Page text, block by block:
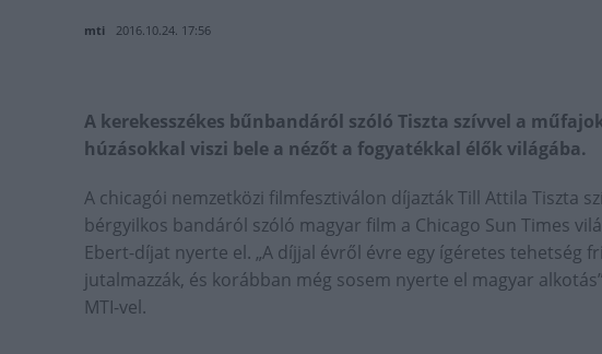
mti 2016.10.24. 17:56
A kerekesszékes bűnbandáról szóló Tiszta szívvel a
húzásokkal viszi bele a nézőt a fogyatékkal élők világába.
A chicagói nemzetközi filmfesztiválon díjazták Till Attila Tiszta
bérgyilkos bandáról szóló magyar film a Chicago Sun Times
Ebert-díjat nyerte el. „A díjjal évről évre egy ígéretes tehetség
jutalmazzák, és korábban még sosem nyerte el magyar
MTI-vel.